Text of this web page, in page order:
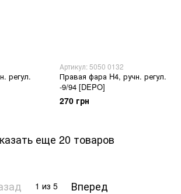
регул.
Артикул: 5050 0132
Правая фара H4, ручн. регул.
-9/94 [DEPO]
270 грн
еще 20 товаров
1 из 5 Вперед